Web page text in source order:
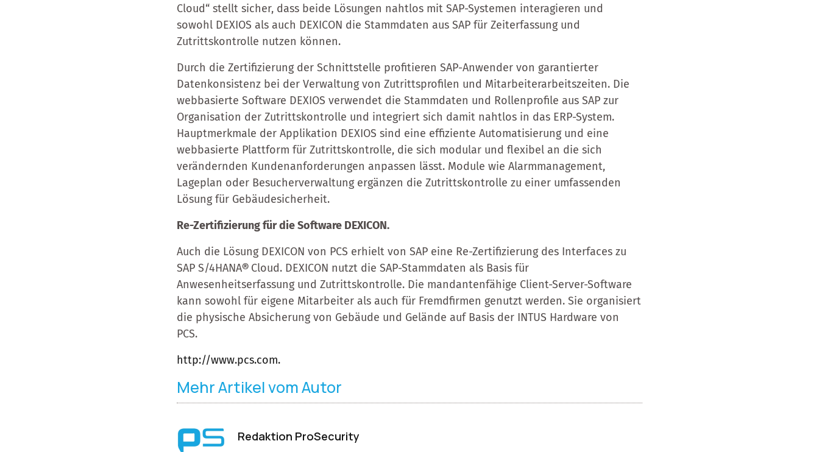
Cloud“ stellt sicher, dass beide Lösungen nahtlos mit SAP-Systemen interagieren und
sowohl DEXIOS als auch DEXICON die Stammdaten aus SAP für Zeiterfassung und
Zutrittskontrolle nutzen können.
Durch die Zertifizierung der Schnittstelle profitieren SAP-Anwender von garantierter
Datenkonsistenz bei der Verwaltung von Zutrittsprofilen und Mitarbeiterarbeitszeiten. Die
webbasierte Software DEXIOS verwendet die Stammdaten und Rollenprofile aus SAP zur
Organisation der Zutrittskontrolle und integriert sich damit nahtlos in das ERP-System.
Hauptmerkmale der Applikation DEXIOS sind eine effiziente Automatisierung und eine
webbasierte Plattform für Zutrittskontrolle, die sich modular und flexibel an die sich
verändernden Kundenanforderungen anpassen lässt. Module wie Alarmmanagement,
Lageplan oder Besucherverwaltung ergänzen die Zutrittskontrolle zu einer umfassenden
Lösung für Gebäudesicherheit.
Re-Zertifizierung für die Software DEXICON.
Auch die Lösung DEXICON von PCS erhielt von SAP eine Re-Zertifizierung des Interfaces zu
SAP S/4HANA® Cloud. DEXICON nutzt die SAP-Stammdaten als Basis für
Anwesenheitserfassung und Zutrittskontrolle. Die mandantenfähige Client-Server-Software
kann sowohl für eigene Mitarbeiter als auch für Fremdfirmen genutzt werden. Sie organisiert
die physische Absicherung von Gebäude und Gelände auf Basis der INTUS Hardware von
PCS.
http://www.pcs.com.
Mehr Artikel vom Autor
Redaktion ProSecurity